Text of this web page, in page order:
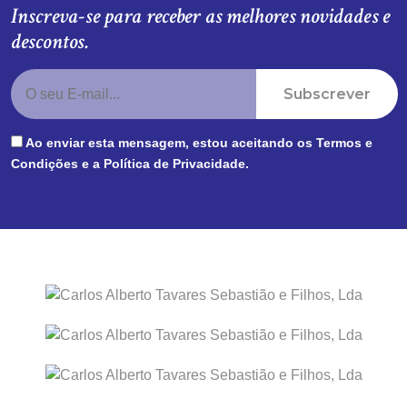
Inscreva-se para receber as melhores novidades e
descontos.
Subscrever
Ao enviar esta mensagem, estou aceitando os Termos e
Condições e a Política de Privacidade.